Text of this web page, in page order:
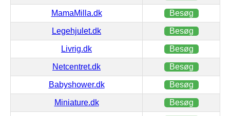
MamaMilla.dk Besøg
Legehjulet.dk Besøg
Livrig.dk Besøg
Netcentret.dk Besøg
Babyshower.dk Besøg
Miniature.dk Besøg